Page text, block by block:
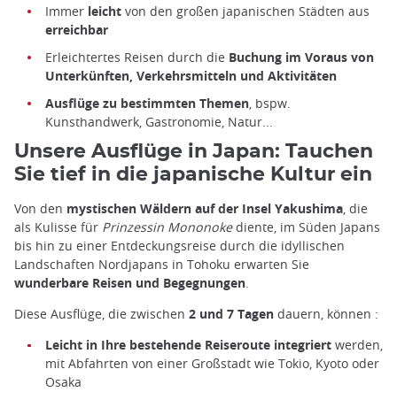
Immer leicht von den großen japanischen Städten aus
erreichbar
Erleichtertes Reisen durch die Buchung im Voraus von
Unterkünften, Verkehrsmitteln und Aktivitäten
Ausflüge zu bestimmten Themen , bspw.
Kunsthandwerk, Gastronomie, Natur...
Unsere Ausflüge in Japan: Tauchen
Sie tief in die japanische Kultur ein
Von den mystischen Wäldern auf der Insel Yakushima , die
als Kulisse für Prinzessin Mononokediente, im Süden Japans
bis hin zu einer Entdeckungsreise durch die idyllischen
Landschaften Nordjapans in Tohoku erwarten Sie
wunderbare Reisen und Begegnungen
Diese Ausflüge, die zwischen 2 und 7 Tagen dauern, können :
Leicht in Ihre bestehende Reiseroute integriert werden,
mit Abfahrten von einer Großstadt wie Tokio, Kyoto oder
Osaka